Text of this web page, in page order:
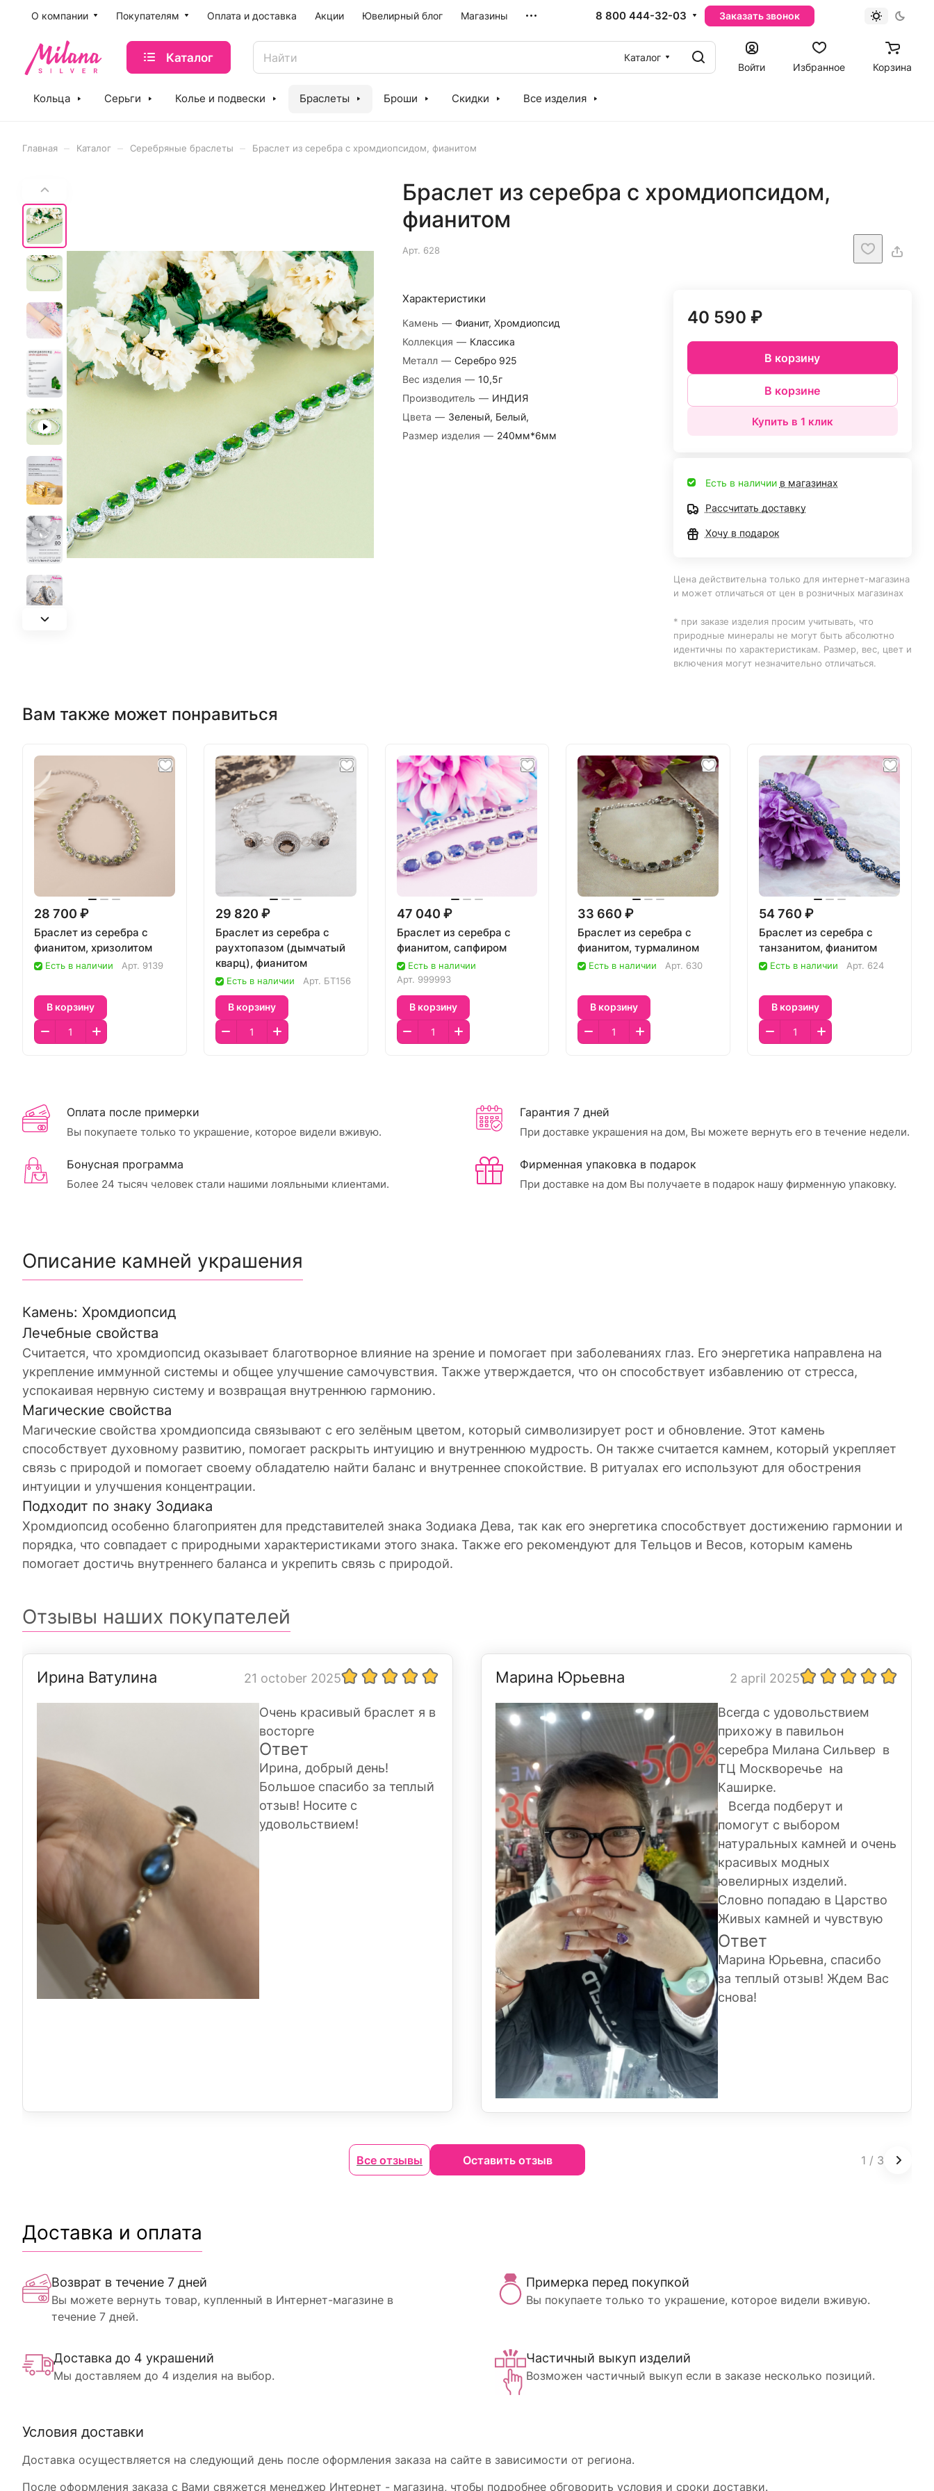
O компании Покупателям Оплата и доставка Акции Ювелирный блог Магазины 8 800 444-32-03 Заказать звонок
Каталог
Каталог
Войти
Избранное Корзина
Кольца Серьги Колье и подвески Браслеты Броши Скидки Все изделия
Главная Каталог Серебряные браслеты Браслет из серебра с хромдиопсидом, фианитом
Браслет из серебра с хромдиопсидом,
фианитом
Арт. 628
Характеристики
Камень — Фианит, Хромдиопсид
Коллекция — Классика
Металл — Серебро 925
Вес изделия — 10,5г
Производитель — ИНДИЯ
Цвета — Зеленый, Белый,
Размер изделия — 240мм*6мм
40 590 ₽
В корзину
В корзине
Купить в 1 клик
Есть в наличии в магазинах
Рассчитать доставку
Хочу в подарок
Цена действительна только для интернет-магазина
и может отличаться от цен в розничных магазинах
* при заказе изделия просим учитывать, что
природные минералы не могут быть абсолютно
идентичны по характеристикам. Размер, вес, цвет и
включения могут незначительно отличаться.
Вам также может понравиться
28 700 ₽
Браслет из серебра с
фианитом, хризолитом
Есть в наличии Арт. 9139
В корзину
29 820 ₽
Браслет из серебра с
раухтопазом (дымчатый
кварц), фианитом
Есть в наличии Арт. БТ156
В корзину
47 040 ₽
Браслет из серебра с
фианитом, сапфиром
Есть в наличии
Арт. 999993
В корзину
33 660 ₽
Браслет из серебра с
фианитом, турмалином
Есть в наличии Арт. 630
В корзину
54 760 ₽
Браслет из серебра с
танзанитом, фианитом
Есть в наличии Арт. 624
В корзину
Оплата после примерки
Вы покупаете только то украшение, которое видели вживую.
Гарантия 7 дней
При доставке украшения на дом, Вы можете вернуть его в течение недели.
Бонусная программа
Более 24 тысяч человек стали нашими лояльными клиентами.
Фирменная упаковка в подарок
При доставке на дом Вы получаете в подарок нашу фирменную упаковку.
Описание камней украшения
Камень: Хромдиопсид
Лечебные свойства
Считается, что хромдиопсид оказывает благотворное влияние на зрение и помогает при заболеваниях глаз. Его энергетика направлена на
укрепление иммунной системы и общее улучшение самочувствия. Также утверждается, что он способствует избавлению от стресса,
успокаивая нервную систему и возвращая внутреннюю гармонию.
Магические свойства
Магические свойства хромдиопсида связывают с его зелёным цветом, который символизирует рост и обновление. Этот камень
способствует духовному развитию, помогает раскрыть интуицию и внутреннюю мудрость. Он также считается камнем, который укрепляет
связь с природой и помогает своему обладателю найти баланс и внутреннее спокойствие. В ритуалах его используют для обострения
интуиции и улучшения концентрации.
Подходит по знаку Зодиака
Хромдиопсид особенно благоприятен для представителей знака Зодиака Дева, так как его энергетика способствует достижению гармонии и
порядка, что совпадает с природными характеристиками этого знака. Также его рекомендуют для Тельцов и Весов, которым камень
помогает достичь внутреннего баланса и укрепить связь с природой.
Отзывы наших покупателей
Ирина Ватулина 21 october 2025
Очень красивый браслет я в
восторге
Ответ
Ирина, добрый день!
Большое спасибо за теплый
отзыв! Носите с
удовольствием!
Марина Юрьевна 2 april 2025
Всегда с удовольствием
прихожу в павильон
серебра Милана Сильвер в
ТЦ Москворечье на
Каширке.
Всегда подберут и
помогут с выбором
натуральных камней и очень
красивых модных
ювелирных изделий.
Словно попадаю в Царство
Живых камней и чувствую
себя в этих украшениях
Хозяйкой Медной горы.
Спасибо Вам за то, что Вы
есть и даёте ощущение
Ответ
Марина Юрьевна, спасибо
за теплый отзыв! Ждем Вас
снова!
1 / 3
Все отзывы Оставить отзыв
Доставка и оплата
Возврат в течение 7 дней
Вы можете вернуть товар, купленный в Интернет-магазине в
течение 7 дней.
Примерка перед покупкой
Вы покупаете только то украшение, которое видели вживую.
Доставка до 4 украшений
Мы доставляем до 4 изделия на выбор.
Частичный выкуп изделий
Возможен частичный выкуп если в заказе несколько позиций.
Условия доставки
Доставка осуществляется на следующий день после оформления заказа на сайте в зависимости от региона.
После оформления заказа с Вами свяжется менеджер Интернет - магазина, чтобы подробнее обговорить условия и сроки доставки.